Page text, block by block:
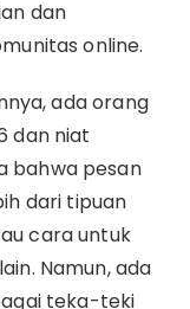
dan
online.
ada orang
dan niat
bahwa pesan
dari tipuan
cara untuk
Namun, ada
teka-teki